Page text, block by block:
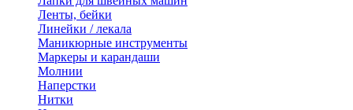
Ленты, бейки
Линейки / лекала
Маникюрные инструменты
Маркеры и карандаши
Молнии
Наперстки
Нитки